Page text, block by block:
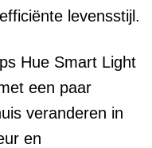
levensstijl.
Hue Smart Light
een paar
veranderen in
en